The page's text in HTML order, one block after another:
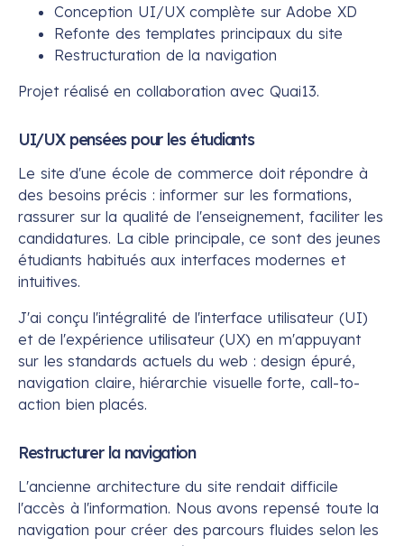
Conception UI/UX complète sur Adobe XD
Refonte des templates principaux du site
Restructuration de la navigation
Projet réalisé en collaboration avec Quai13.
UI/UX pensées pour les étudiants
Le site d'une école de commerce doit répondre à
des besoins précis : informer sur les formations,
rassurer sur la qualité de l'enseignement, faciliter les
candidatures. La cible principale, ce sont des jeunes
étudiants habitués aux interfaces modernes et
intuitives.
J'ai conçu l'intégralité de l'interface utilisateur (UI)
et de l'expérience utilisateur (UX) en m'appuyant
sur les standards actuels du web : design épuré,
navigation claire, hiérarchie visuelle forte, call-to-
action bien placés.
Restructurer la navigation
L'ancienne architecture du site rendait difficile
l'accès à l'information. Nous avons repensé toute la
navigation pour créer des parcours fluides selon les